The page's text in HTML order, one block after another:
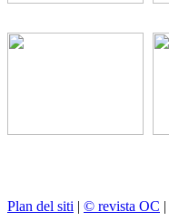
Plan del siti | © revista OC |